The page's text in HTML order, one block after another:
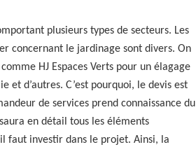
plusieurs types de secteurs. Les
concernant le jardinage sont divers. On
HJ Espaces Verts pour un élagage
et d’autres. C’est pourquoi, le devis est
de services prend connaissance du
en détail tous les éléments
faut investir dans le projet. Ainsi, la